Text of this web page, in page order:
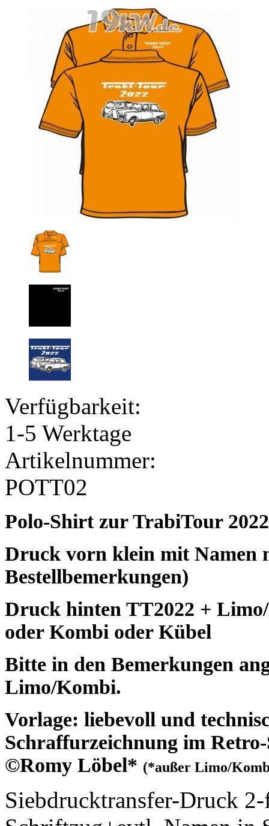
Verfügbarkeit:
1-5 Werktage
Artikelnummer:
POTT02
Polo-Shirt zur TrabiTour 2022
Druck vorn klein mit Namen
Bestellbemerkungen)
Druck hinten TT2022 +
oder Kombi oder Kübel
Bitte in den Bemerkungen
Limo/Kombi.
Vorlage: liebevoll und
Schraffurzeichnung im
©Romy Löbel* (*außer Limo/
Siebdrucktransfer-Druck